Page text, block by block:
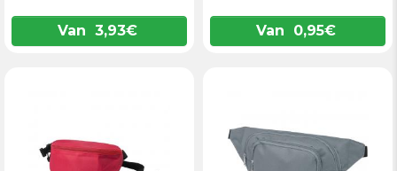
Van 3,93€ Van 0,95€